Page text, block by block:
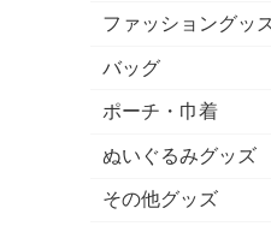
ファッショングッ
バッグ
ポーチ・巾着
ぬいぐるみグッズ
その他グッズ